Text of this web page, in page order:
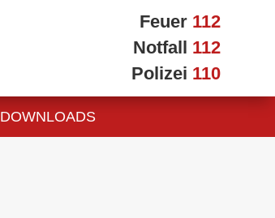
Feuer 112
Notfall 112
Polizei 110
DOWNLOADS